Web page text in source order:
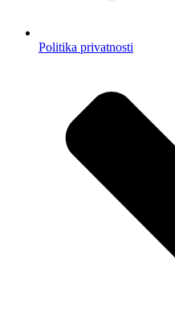
Politika privatnosti